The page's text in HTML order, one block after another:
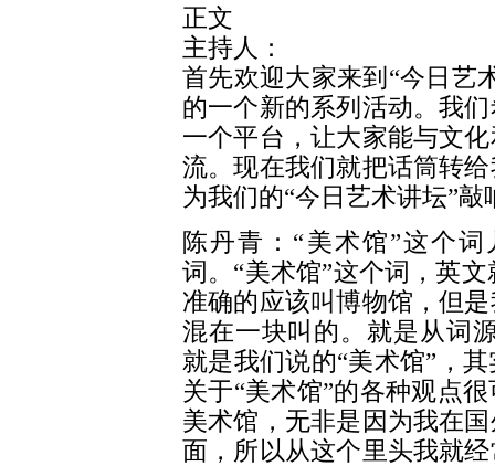
正文
主持人：
首先欢迎大家来到“今日艺
的一个新的系列活动。我
一个平台，让大家能与文
流。现在我们就把话筒转
为我们的“今日艺术讲坛”
陈丹青：“美术馆”这个
词。“美术馆”这个词，英文
准确的应该叫博物馆，但
混在一块叫的。就是从词
就是我们说的“美术馆”，
关于“美术馆”的各种观点
美术馆，无非是因为我在
面，所以从这个里头我就